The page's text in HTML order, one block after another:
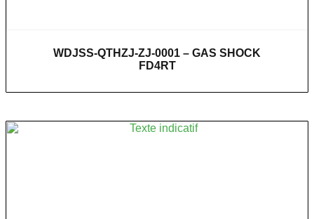
WDJSS-QTHZJ-ZJ-0001 – GAS SHOCK
FD4RT